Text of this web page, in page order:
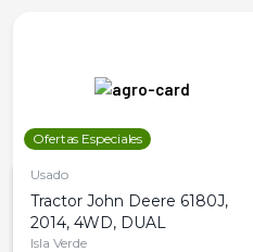
Ofertas Especiales
Usado
Tractor John Deere 6180J,
2014, 4WD, DUAL
Isla Verde